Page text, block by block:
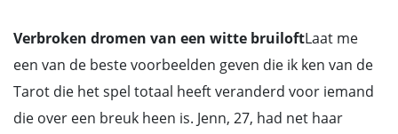
Verbroken dromen van een witte bruiloftLaat me
een van de beste voorbeelden geven die ik ken van de
Tarot die het spel totaal heeft veranderd voor iemand
die over een breuk heen is. Jenn, 27, had net haar